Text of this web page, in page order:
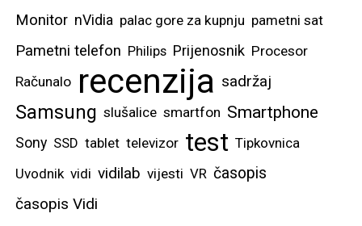
najekstremnije, možete i
četvrtu otvoriti kao
lebdeći prozor.
Monitor nVidia palac gore za kupnju pametni sat
Pametni telefon Philips Prijenosnik Procesor
Računalo recenzija sadržaj
Samsung slušalice smartfon Smartphone
Sony SSD tablet televizor test Tipkovnica
Uvodnik vidi vidilab vijesti VR časopis
časopis Vidi